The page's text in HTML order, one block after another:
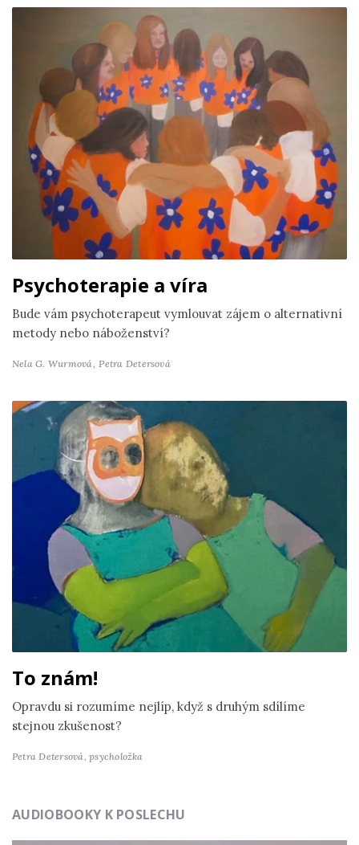
Psychoterapie a víra
Bude vám psychoterapeut vymlouvat zájem o alternativní
metody nebo náboženství?
Nela G. Wurmová, Petra Detersová
To znám!
Opravdu si rozumíme nejlíp, když s druhým sdílíme
stejnou zkušenost?
Petra Detersová,psycholožka
AUDIOBOOKY K POSLECHU